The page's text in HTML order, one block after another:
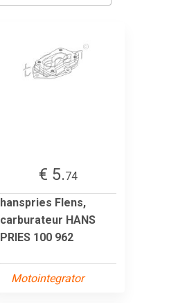
€ 5.74
hanspries Flens,
carburateur HANS
PRIES 100 962
Motointegrator